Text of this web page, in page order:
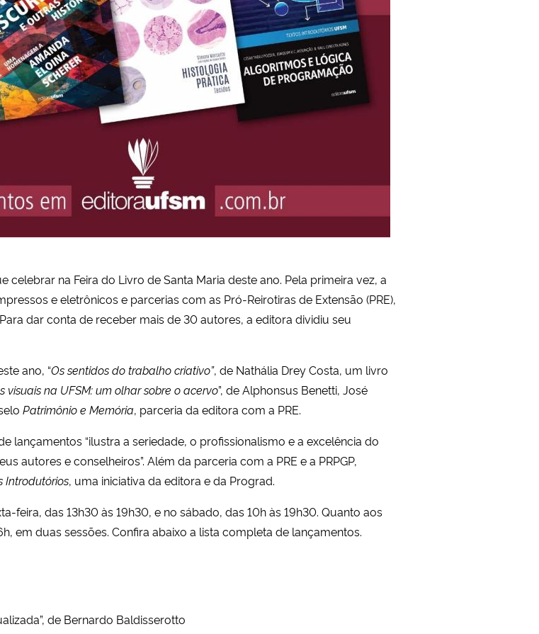
na Feira do Livro de Santa Maria deste ano. Pela primeira vez, a
e eletrônicos e parcerias com as Pró-Reirotiras de Extensão (PRE),
dar conta de receber mais de 30 autores, a editora dividiu seu
ano, “Os sentidos do trabalho criativo”, de Nathália Drey Costa, um livro
visuais na UFSM: um olhar sobre o acervo”, de Alphonsus Benetti, José
Patrimônio e Memória, parceria da editora com a PRE.
lançamentos “ilustra a seriedade, o profissionalismo e a excelência do
autores e conselheiros”. Além da parceria com a PRE e a PRPGP,
Introdutórios, uma iniciativa da editora e da Prograd.
feira, das 13h30 às 19h30, e no sábado, das 10h às 19h30. Quanto aos
em duas sessões. Confira abaixo a lista completa de lançamentos.
de Bernardo Baldisserotto